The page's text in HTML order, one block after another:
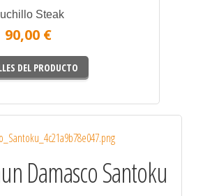
Steak
90,00 €
DEL PRODUCTO
Damasco Santoku